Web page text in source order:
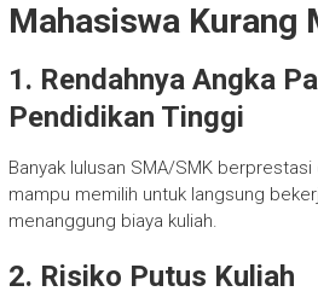
Mahasiswa Kurang
1. Rendahnya Angka
Pendidikan Tinggi
Banyak lulusan SMA/SMK
mampu memilih untuk langsung
menanggung biaya kuliah.
2. Risiko Putus Kuliah